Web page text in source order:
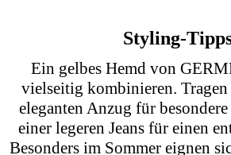
Herrenmode ebnet. Diese
Tradition und Innovation
einem zeitlosen
Design- und